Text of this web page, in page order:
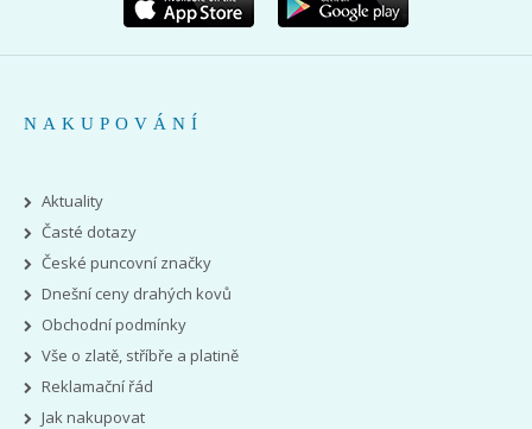
NAKUPOVÁNÍ
Aktuality
Časté dotazy
České puncovní značky
Dnešní ceny drahých kovů
Obchodní podmínky
Vše o zlatě, stříbře a platině
Reklamační řád
Jak nakupovat